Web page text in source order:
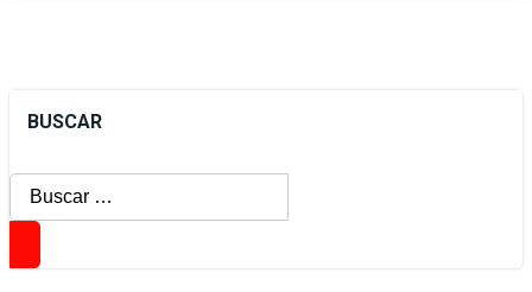
BUSCAR
Buscar: